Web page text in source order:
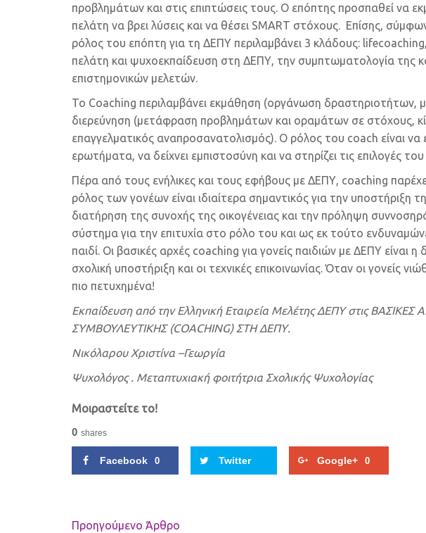
προβλημάτων και στις επιπτώσεις τους. Ο επόπτης προσπαθεί να
πελάτη να βρει λύσεις και να θέσει SMART στόχους. Επίσης,
ρόλος του επόπτη για τη ΔΕΠΥ περιλαμβάνει 3 κλάδους:
πελάτη και ψυχοεκπαίδευση στη ΔΕΠΥ, την συμπτωματολογία της
επιστημονικών μελετών.
Το Coaching περιλαμβάνει εκμάθηση (οργάνωση δραστηριοτήτων,
διερεύνηση (μετάφραση προβλημάτων και οραμάτων σε στόχους,
επαγγελματικός αναπροσανατολισμός). Ο ρόλος του coach είναι να
ερωτήματα, να δείχνει εμπιστοσύνη και να στηρίζει τις επιλογές
Πέρα από τους ενήλικες και τους εφήβους με ΔΕΠΥ, coaching
ρόλος των γονέων είναι ιδιαίτερα σημαντικός για την υποστήριξη
διατήρηση της συνοχής της οικογένειας και την πρόληψη
σύστημα για την επιτυχία στο ρόλο του και ως εκ τούτο
παιδί. Οι βασικές αρχές coaching για γονείς παιδιών με ΔΕΠΥ είναι
σχολική υποστήριξη και οι τεχνικές επικοινωνίας. Όταν οι γονείς
πιο πετυχημένα!
Εκπαίδευση από την Ελληνική Εταιρεία Μελέτης ΔΕΠΥ στις
ΣΥΜΒΟΥΛΕΥΤΙΚΗΣ (COACHING) ΣΤΗ ΔΕΠΥ.
Νικόλαρου Χριστίνα –Γεωργία
Ψυχολόγος . Μεταπτυχιακή φοιτήτρια Σχολικής Ψυχολογίας
Μοιραστείτε το!
0 shares
Facebook 0 Twitter Google+ 0
Προηγούμενo Άρθρο